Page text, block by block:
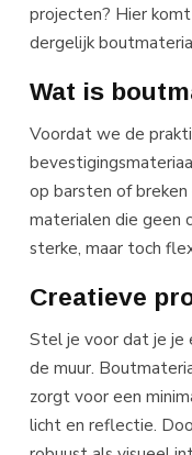
projecten? Hier
dergelijk
Wat is
Voordat we de
op barsten of
materialen die geen
sterke, maar toch
Creatieve
Stel je voor dat je je
de muur.
zorgt voor een
licht en reflectie.